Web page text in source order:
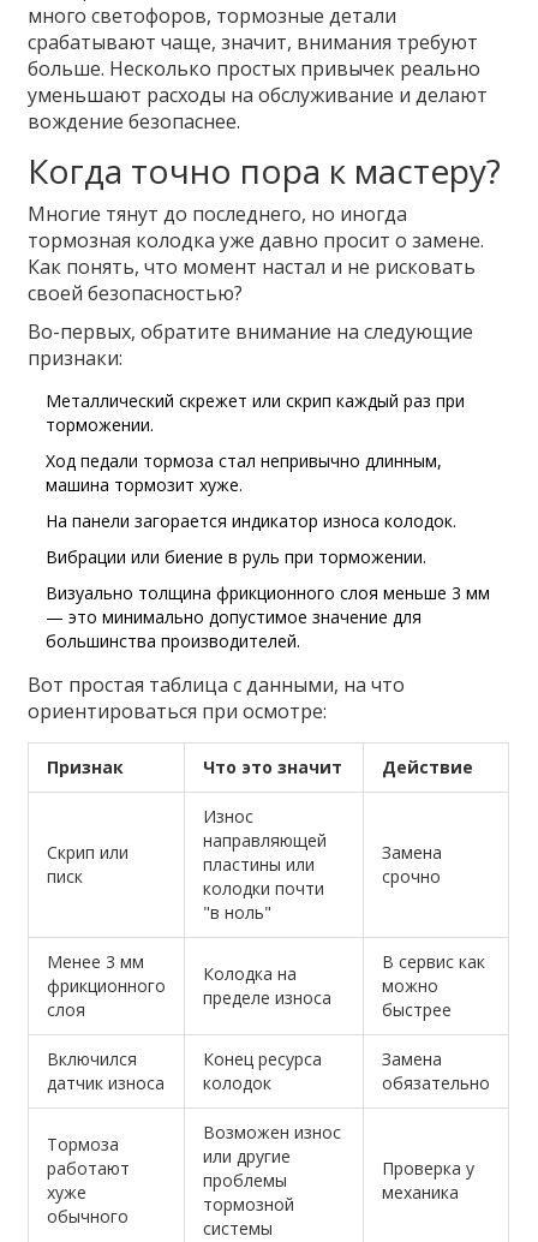
много светофоров, тормозные детали
срабатывают чаще, значит, внимания требуют
больше. Несколько простых привычек реально
уменьшают расходы на обслуживание и делают
вождение безопаснее.
Когда точно пора к мастеру?
Многие тянут до последнего, но иногда
тормозная колодка уже давно просит о замене.
Как понять, что момент настал и не рисковать
своей безопасностью?
Во-первых, обратите внимание на следующие
признаки:
Металлический скрежет или скрип каждый раз при
торможении.
Ход педали тормоза стал непривычно длинным,
машина тормозит хуже.
На панели загорается индикатор износа колодок.
Вибрации или биение в руль при торможении.
Визуально толщина фрикционного слоя меньше 3 мм
— это минимально допустимое значение для
большинства производителей.
Вот простая таблица с данными, на что
ориентироваться при осмотре:
Признак Что это значит Действие
Скрип или
писк
Износ
направляющей
пластины или
колодки почти
"в ноль"
Замена
срочно
Менее 3 мм
фрикционного
слоя
Колодка на
пределе износа
В сервис как
можно
быстрее
Включился
датчик износа
Конец ресурса
колодок
Замена
обязательно
Тормоза
работают
хуже
обычного
Возможен износ
или другие
проблемы
тормозной
системы
Проверка у
механика